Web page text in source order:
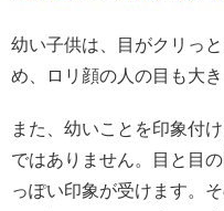
幼い子供は、目がクリっ
め、ロリ顔の人の目も大
また、幼いことを印象付
ではありません。目と目
っぽい印象が受けます。